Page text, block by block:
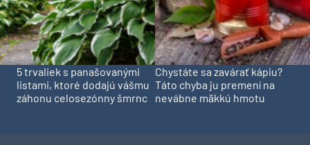
5 trvaliek s panašovanými
listami, ktoré dodajú vášmu
záhonu celosezónny šmrnc
Chystáte sa zavárať kápiu?
Táto chyba ju premení na
nevábne mäkkú hmotu